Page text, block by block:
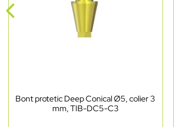
Bont protetic Deep Conical Ø5, colier 3
mm, TIB-DC5-C3